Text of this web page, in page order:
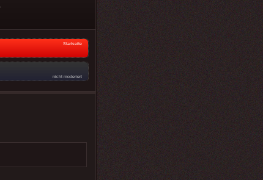
Startseite
nicht moderiert